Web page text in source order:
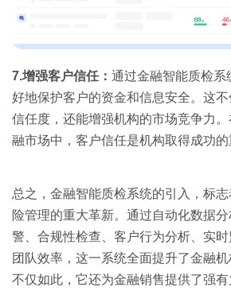
7.增强客户信任： 通过金融智能质检系
好地保护客户的资金和信息安全。这
信任度，还能增强机构的市场竞争力
融市场中，客户信任是机构取得成功的
总之，金融智能质检系统的引入，标
险管理的重大革新。通过自动化数据
警、合规性检查、客户行为分析、实
团队效率，这一系统全面提升了金融机
不仅如此，它还为金融销售提供了强